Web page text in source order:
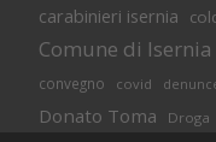
carabinieri isernia
Comune di Isernia
convegno covid
Donato Toma Droga